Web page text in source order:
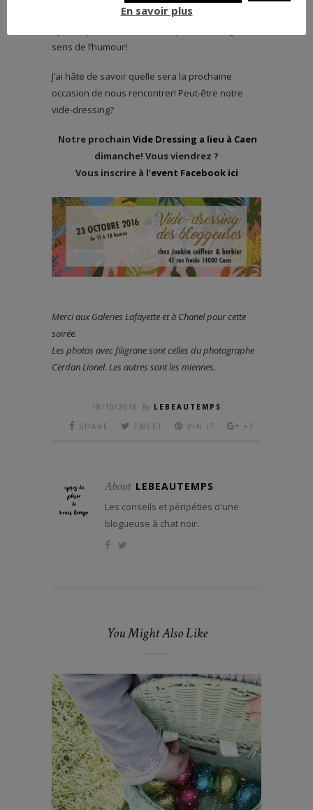
déplaire! Je vous trouve toujours très
sens de l’humour!
J’ai hâte de savoir quelle sera la prochaine
occasion de nous rencontrer! Peut-être notre
vide-dressing?
Notre prochain Vide Dressing a lieu à Caen
dimanche! Vous viendrez ?
Vous inscrire à l’event Facebook ici
Merci aux Galeries Lafayette et à Chanel pour cette
soirée.
Les photos avec filigrane sont celles du photographe
Cerdan Lionel. Les autres sont les miennes.
18/10/2016 By LEBEAUTEMPS
SHARE
TWEET PIN IT +1
About LEBEAUTEMPS
Les conseils et péripéties d'une
blogueuse à chat noir.
You Might Also Like
En savoir plus